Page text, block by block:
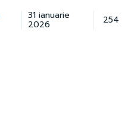
31 ianuarie
2026 254